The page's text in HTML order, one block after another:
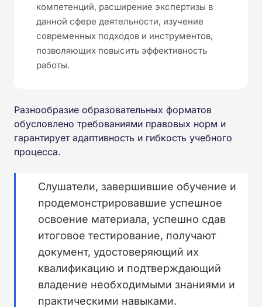
компетенций, расширение экспертизы в
данной сфере деятельности, изучение
современных подходов и инструментов,
позволяющих повысить эффективность
работы.
Разнообразие образовательных форматов
обусловлено требованиями правовых норм и
гарантирует адаптивность и гибкость учебного
процесса.
Слушатели, завершившие обучение и
продемонстрировавшие успешное
освоение материала, успешно сдав
итоговое тестирование, получают
документ, удостоверяющий их
квалификацию и подтверждающий
владение необходимыми знаниями и
практическими навыками.